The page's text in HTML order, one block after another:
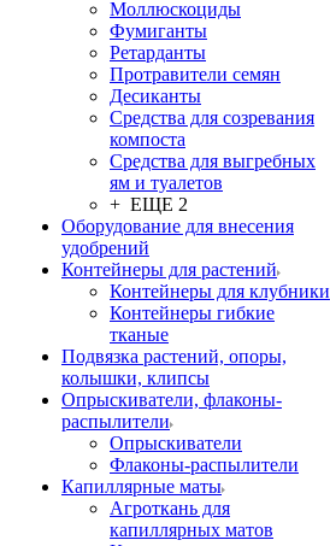
Моллюскоциды
Фумиганты
Ретарданты
Протравители семян
Десиканты
Средства для созревания
компоста
Средства для выгребных
ям и туалетов
+ ЕЩЕ 2
Оборудование для внесения
удобрений
Контейнеры для растений
Контейнеры для клубники
Контейнеры гибкие
тканые
Подвязка растений, опоры,
колышки, клипсы
Опрыскиватели, флаконы-
распылители
Опрыскиватели
Флаконы-распылители
Капиллярные маты
Агроткань для
капиллярных матов